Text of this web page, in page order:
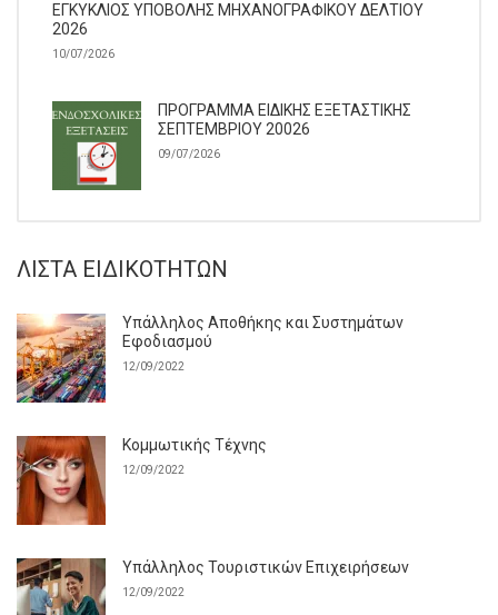
ΕΓΚΥΚΛΙΟΣ ΥΠΟΒΟΛΗΣ ΜΗΧΑΝΟΓΡΑΦΙΚΟΥ ΔΕΛΤΙΟΥ
2026
10/07/2026
ΠΡΟΓΡΑΜΜΑ ΕΙΔΙΚΗΣ ΕΞΕΤΑΣΤΙΚΗΣ
ΣΕΠΤΕΜΒΡΙΟΥ 20026
09/07/2026
ΛΊΣΤΑ ΕΙΔΙΚΟΤΉΤΩΝ
Υπάλληλος Αποθήκης και Συστημάτων
Εφοδιασμού
12/09/2022
Κομμωτικής Τέχνης
12/09/2022
Υπάλληλος Τουριστικών Επιχειρήσεων
12/09/2022